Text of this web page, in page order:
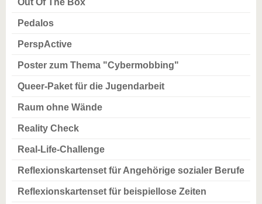
Out Of The Box
Pedalos
PerspActive
Poster zum Thema "Cybermobbing"
Queer-Paket für die Jugendarbeit
Raum ohne Wände
Reality Check
Real-Life-Challenge
Reflexionskartenset für Angehörige sozialer Berufe
Reflexionskartenset für beispiellose Zeiten